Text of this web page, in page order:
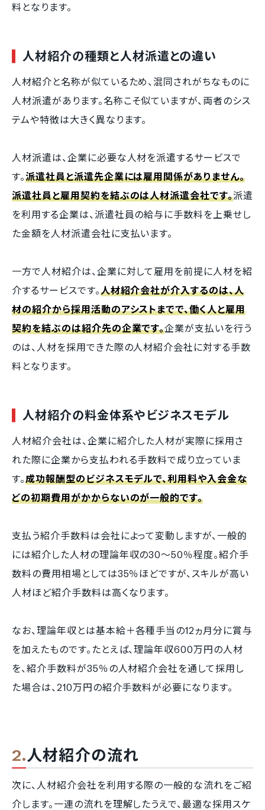
料となります。
人材紹介の種類と人材派遣との違い
人材紹介と名称が似ているため、混同されがちなものに
人材派遣があります。名称こそ似ていますが、両者のシス
テムや特徴は大きく異なります。
人材派遣は、企業に必要な人材を派遣するサービスで
す。派遣社員と派遣先企業には雇用関係がありません。
派遣社員と雇用契約を結ぶのは人材派遣会社です。派遣
を利用する企業は、派遣社員の給与に手数料を上乗せし
た金額を人材派遣会社に支払います。
一方で人材紹介は、企業に対して雇用を前提に人材を紹
介するサービスです。人材紹介会社が介入するのは、人
材の紹介から採用活動のアシストまでで、働く人と雇用
契約を結ぶのは紹介先の企業です。企業が支払いを行う
のは、人材を採用できた際の人材紹介会社に対する手数
料となります。
人材紹介の料金体系やビジネスモデル
人材紹介会社は、企業に紹介した人材が実際に採用さ
れた際に企業から支払われる手数料で成り立っていま
す。成功報酬型のビジネスモデルで、利用料や入会金な
どの初期費用がかからないのが一般的です。
支払う紹介手数料は会社によって変動しますが、一般的
には紹介した人材の理論年収の30～50％程度。紹介手
数料の費用相場としては35％ほどですが、スキルが高い
人材ほど紹介手数料は高くなります。
なお、理論年収とは基本給＋各種手当の12ヵ月分に賞与
を加えたものです。たとえば、理論年収600万円の人材
を、紹介手数料が35％の人材紹介会社を通して採用し
た場合は、210万円の紹介手数料が必要になります。
人材紹介の流れ
次に、人材紹介会社を利用する際の一般的な流れをご紹
介します。一連の流れを理解したうえで、最適な採用スケ